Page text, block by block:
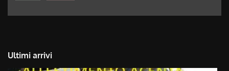
Ultimi arrivi